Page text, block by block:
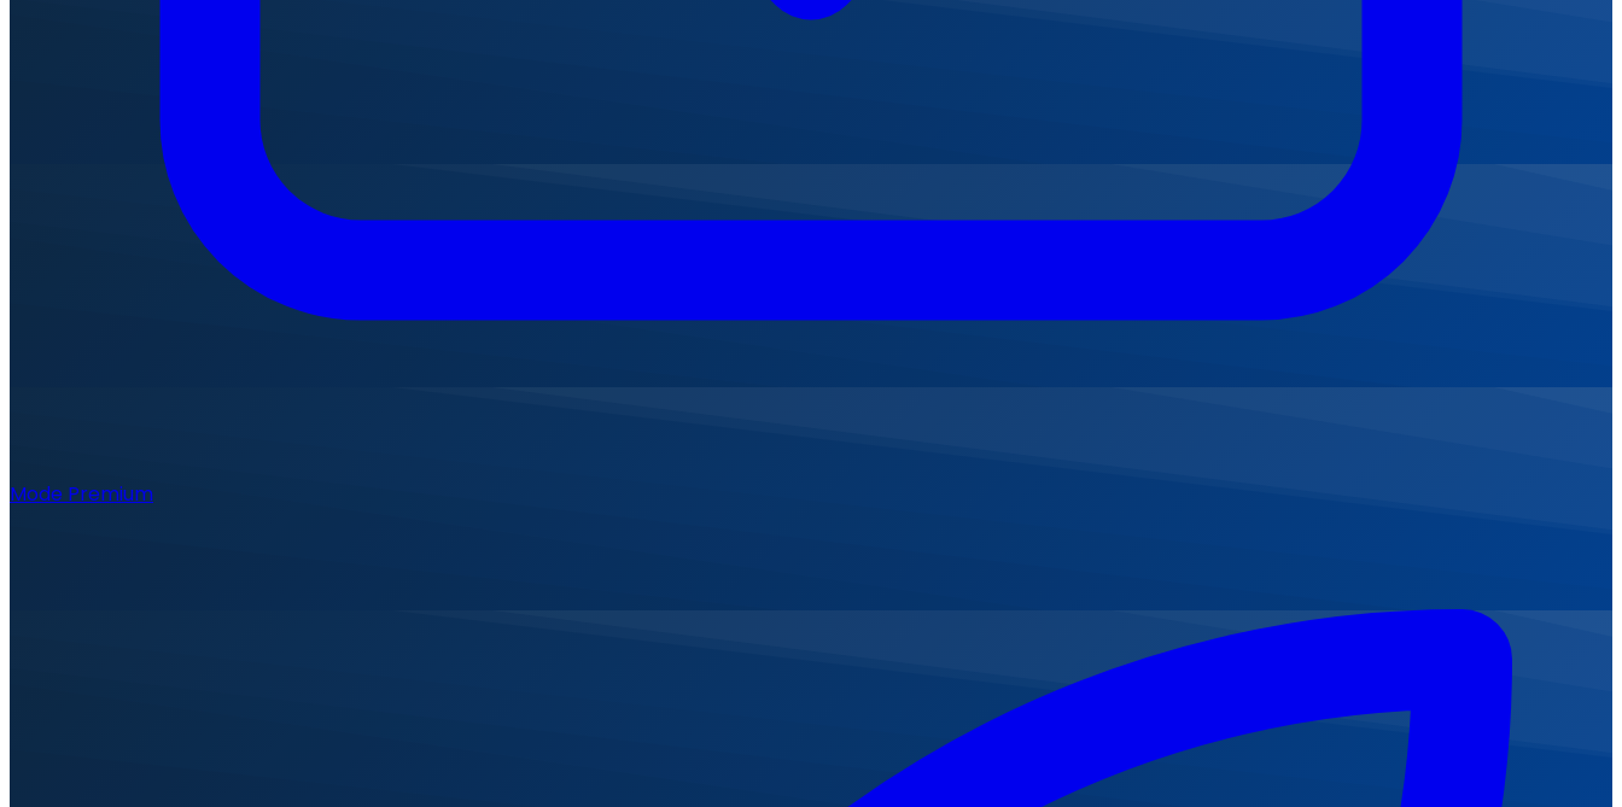
Mode Premium